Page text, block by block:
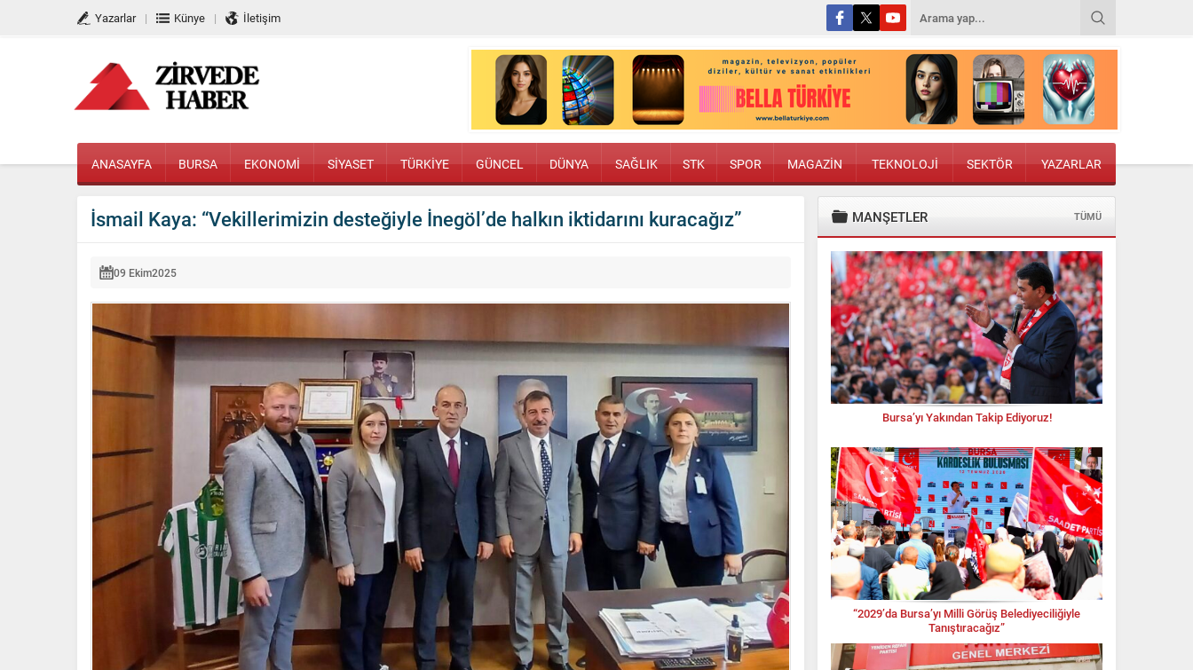
Yazarlar Künye İletişim
ANASAYFA BURSA EKONOMİ SİYASET TÜRKİYE GÜNCEL DÜNYA SAĞLIK STK SPOR MAGAZİN TEKNOLOJİ SEKTÖR YAZARLAR
İsmail Kaya: “Vekillerimizin desteğiyle İnegöl’de halkın iktidarını kuracağız”
09 Ekim2025
MANŞETLER TÜMÜ
Bursa’yı Yakından Takip Ediyoruz!
“2029’da Bursa’yı Milli Görüş Belediyeciliğiyle
Tanıştıracağız”